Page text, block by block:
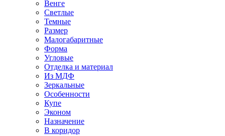
Венге
Светлые
Темные
Размер
Малогабаритные
Форма
Угловые
Отделка и материал
Из МДФ
Зеркальные
Особенности
Купе
Эконом
Назначение
В коридор